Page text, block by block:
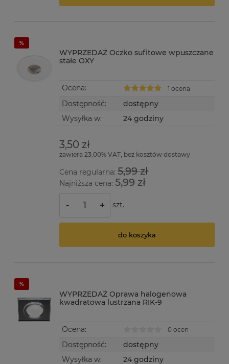
WYPRZEDAŻ Oczko sufitowe wpuszczane
stałe OXY
Ocena: 1 ocena
Dostępność:
dostępny
Wysyłka w:
24 godziny
3,50 zł
zawiera 23.00% VAT, bez kosztów dostawy
Cena regularna:5,99 zł
Najniższa cena:5,99 zł
- + szt.
do koszyka
WYPRZEDAŻ Oprawa halogenowa
kwadratowa lustrzana RIK-9
Ocena: 0 ocen
Dostępność:
dostępny
Wysyłka w:
24 godziny